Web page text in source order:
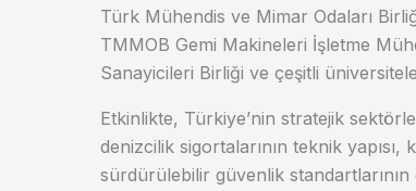
Türk Mühendis ve Mimar Odaları
TMMOB Gemi Makineleri İşletme
Sanayicileri Birliği ve çeşitli
Etkinlikte, Türkiye’nin stratejik
denizcilik sigortalarının teknik
sürdürülebilir güvenlik standartlarının